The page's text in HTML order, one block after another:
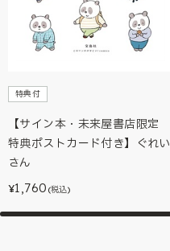
特典付
【サイン本・未来屋書店限定
特典ポストカード付き】ぐれい
さん
¥1,760 (税込)